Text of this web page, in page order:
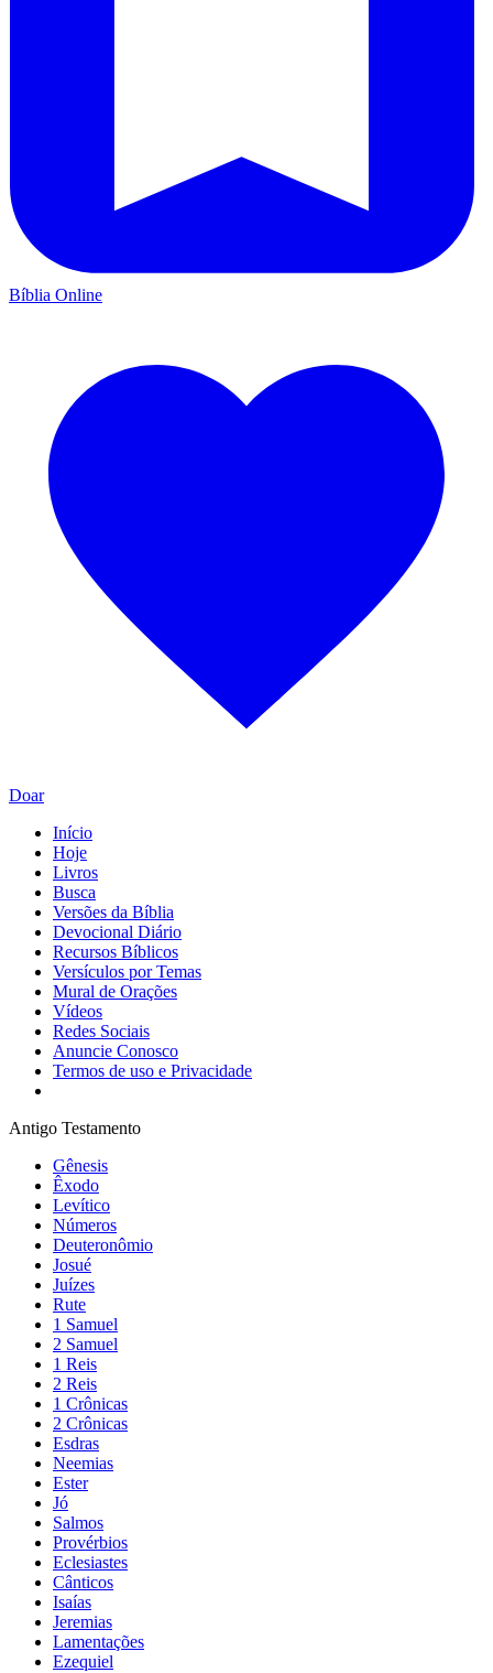
Bíblia Online
Doar
Início
Hoje
Livros
Busca
Versões da Bíblia
Devocional Diário
Recursos Bíblicos
Versículos por Temas
Mural de Orações
Vídeos
Redes Sociais
Anuncie Conosco
Termos de uso e Privacidade
Antigo Testamento
Gênesis
Êxodo
Levítico
Números
Deuteronômio
Josué
Juízes
Rute
1 Samuel
2 Samuel
1 Reis
2 Reis
1 Crônicas
2 Crônicas
Esdras
Neemias
Ester
Jó
Salmos
Provérbios
Eclesiastes
Cânticos
Isaías
Jeremias
Lamentações
Ezequiel